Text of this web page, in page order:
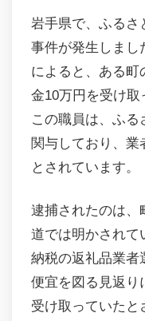
岩手県で、ふるさ
事件が発生しまし
によると、ある町
金10万円を受け取
この職員は、ふる
関与しており、業
とされています。
逮捕されたのは、
道では明かされて
納税の返礼品業者
便宜を図る見返り
受け取っていたと